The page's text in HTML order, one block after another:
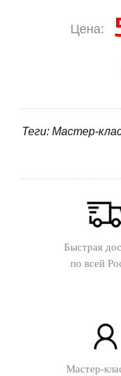
Цена:
Теги: Мастер-
Быстрая
по всей
Мастер-